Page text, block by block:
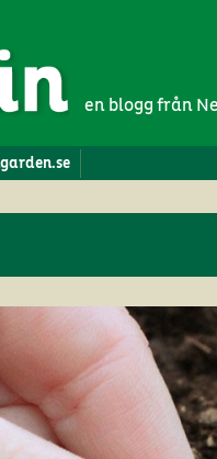
en blogg från